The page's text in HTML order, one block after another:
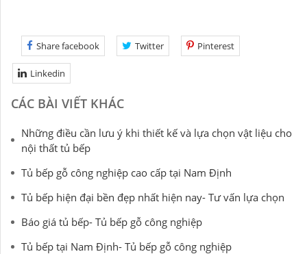
Share facebook Twitter Pinterest
Linkedin
CÁC BÀI VIẾT KHÁC
Những điều cần lưu ý khi thiết kế và lựa chọn vật liệu cho
nội thất tủ bếp
Tủ bếp gỗ công nghiệp cao cấp tại Nam Định
Tủ bếp hiện đại bền đẹp nhất hiện nay- Tư vấn lựa chọn
Báo giá tủ bếp- Tủ bếp gỗ công nghiệp
Tủ bếp tại Nam Định- Tủ bếp gỗ công nghiệp